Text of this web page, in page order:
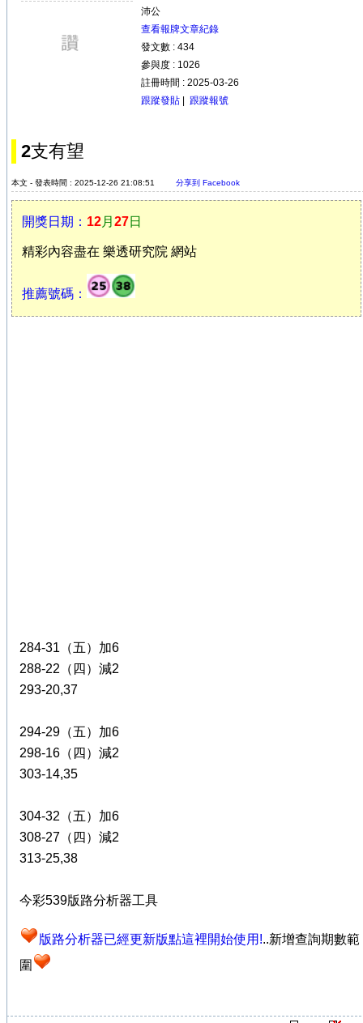
沛公
查看報牌文章紀錄
發文數 : 434
參與度 : 1026
註冊時間 : 2025-03-26
跟蹤發貼
跟蹤報號
2支有望
本文 - 發表時間 : 2025-12-26 21:08:51 分享到 Facebook
開獎日期： 12月 27日
精彩內容盡在 樂透研究院 網站
推薦號碼：
284-31（五）加6
288-22（四）減2
293-20,37
294-29（五）加6
298-16（四）減2
303-14,35
304-32（五）加6
308-27（四）減2
313-25,38
今彩539版路分析器工具
版路分析器已經更新版點這裡開始使用!..新增查詢期數範
圍